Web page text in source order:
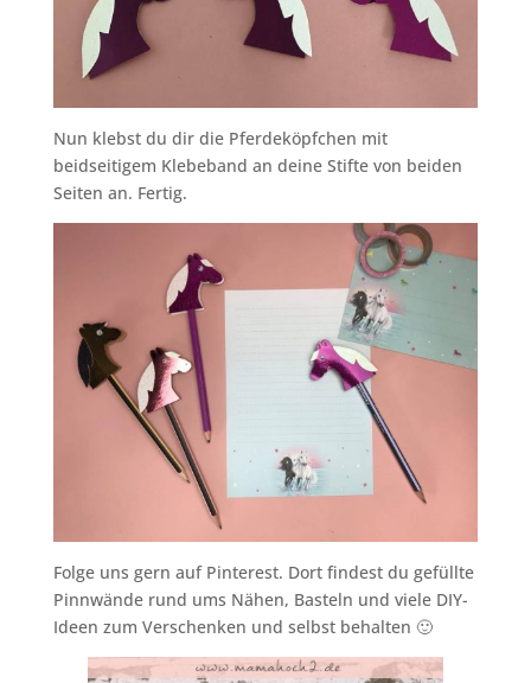
Nun klebst du dir die Pferdeköpfchen mit
beidseitigem Klebeband an deine Stifte von beiden
Seiten an. Fertig.
Folge uns gern auf Pinterest. Dort findest du gefüllte
Pinnwände rund ums Nähen, Basteln und viele DIY-
Ideen zum Verschenken und selbst behalten 🙂